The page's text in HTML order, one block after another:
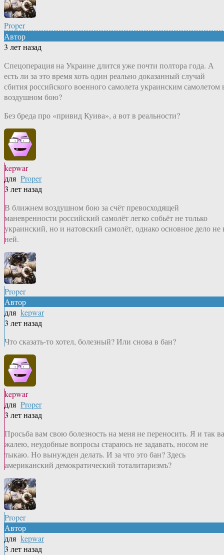
Proper
Автор
3 лет назад
Спецоперация на Украине длится уже почти полтора года. А
есть ли за это время хоть один реально доказанный случай
сбития российского военного самолета украинским самолетом
воздушном бою?
Без бреда про «привид Куива», а вот в реальности?
kepwar
для Proper
3 лет назад
В ближнем воздушном бою за счёт превосходящей
маневренности российский самолёт легко собьёт не только
украинский, но и натовский самолёт, однако основное дело не
ней.
Proper
Автор
для kepwar
3 лет назад
Что сказать-то хотел, болезный? Или снова в бан?
kepwar
для Proper
3 лет назад
Просьба вам свою болезность на меня не переносить. Я и так
жалею, неудобные вопросы стараюсь не задавать, носом не
тыкаю. Но вынужден делать. И за что это бан? Здесь
американский демократический тоталитаризмъ?
Proper
Автор
для kepwar
3 лет назад